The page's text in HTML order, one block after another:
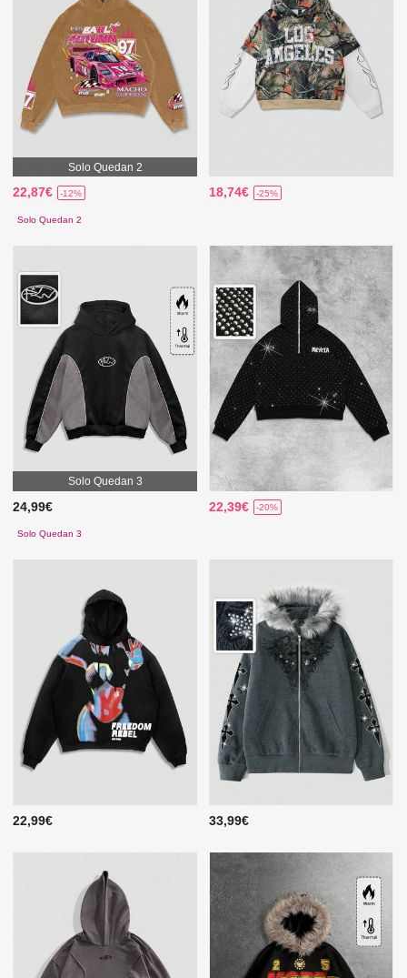
Solo Quedan 2
22,87€ -12%
Solo Quedan 2
18,74€ -25%
Solo Quedan 3
24,99€
Solo Quedan 3
22,39€ -20%
22,99€ 33,99€